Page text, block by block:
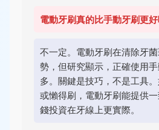
電動牙刷真的比手動牙刷更好
不一定。電動牙刷在清除牙
勢，但研究顯示，正確使用
多。關鍵是技巧，不是工具
或懶得刷，電動牙刷能提供
錢投資在牙線上更實際。